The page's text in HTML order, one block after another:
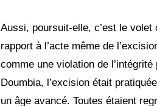
Aussi, poursuit-elle, c’est le
rapport à l’acte même de
comme une violation de
Doumbia, l’excision était
un âge avancé. Toutes étaient